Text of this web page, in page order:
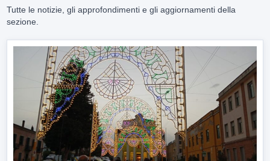
Tutte le notizie, gli approfondimenti e gli aggiornamenti della
sezione.